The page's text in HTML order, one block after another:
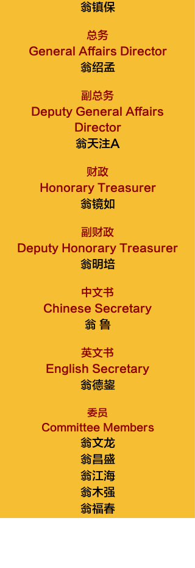
翁镇保
总务
General Affairs Director
翁绍孟
副总务
Deputy General Affairs
Director
翁天注A
财政
Honorary Treasurer
翁镜如
副财政
Deputy Honorary Treasurer
翁明培
中文书
Chinese Secretary
翁 鲁
英文书
English Secretary
翁德鋆
委员
Committee Members
翁文龙
翁昌盛
翁江海
翁木强
翁福春